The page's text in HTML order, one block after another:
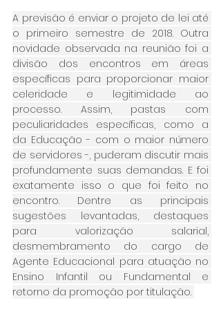
A previsão é enviar o projeto de lei até
o primeiro semestre de 2018. Outra
novidade observada na reunião foi a
divisão dos encontros em áreas
específicas para proporcionar maior
celeridade e legitimidade ao
processo. Assim, pastas com
peculiaridades específicas, como a
da Educação - com o maior número
de servidores -, puderam discutir mais
profundamente suas demandas. E foi
exatamente isso o que foi feito no
encontro. Dentre as principais
sugestões levantadas, destaques
para valorização salarial,
desmembramento do cargo de
Agente Educacional para atuação no
Ensino Infantil ou Fundamental e
retorno da promoção por titulação.